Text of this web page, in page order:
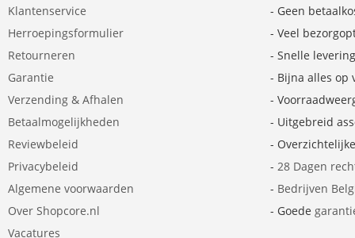
Klantenservice
Herroepingsformulier
Retourneren
Garantie
Verzending & Afhalen
Betaalmogelijkheden
Reviewbeleid
Privacybeleid
Algemene voorwaarden
Over Shopcore.nl
Vacatures
- Geen
- Veel
- Snelle levering
- Bijna alles op
-
- Uitgebreid
-
- 28 Dagen
- Bedrijven
- Goede